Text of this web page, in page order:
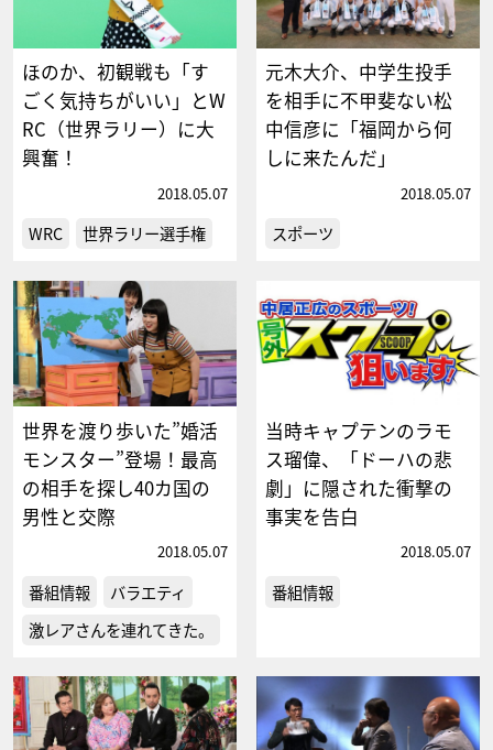
ほのか、初観戦も「す
ごく気持ちがいい」とW
RC（世界ラリー）に大
興奮！
2018.05.07
WRC 世界ラリー選手権
元木大介、中学生投手
を相手に不甲斐ない松
中信彦に「福岡から何
しに来たんだ」
2018.05.07
スポーツ
世界を渡り歩いた”婚活
モンスター”登場！最高
の相手を探し40カ国の
男性と交際
2018.05.07
番組情報
バラエティ
激レアさんを連れてきた。
当時キャプテンのラモ
ス瑠偉、「ドーハの悲
劇」に隠された衝撃の
事実を告白
2018.05.07
番組情報